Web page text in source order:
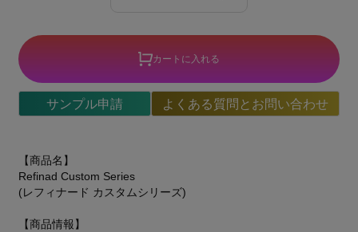
カートに入れる
サンプル申請 よくある質問とお問い合わせ
【商品名】
Refinad Custom Series
(レフィナード カスタムシリーズ)
【商品情報】